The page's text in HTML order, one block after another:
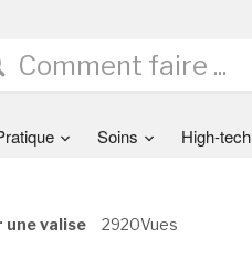
Soins High-tech
2920Vues
une valise